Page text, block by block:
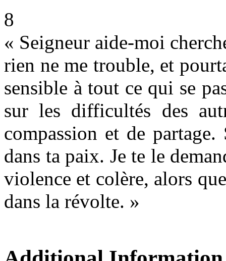
8
« Seigneur aide-moi
rien ne me trouble, et
sensible à tout ce qui se
sur les difficultés des
compassion et de
dans ta paix. Je te le
violence et colère, alors
dans la révolte. »